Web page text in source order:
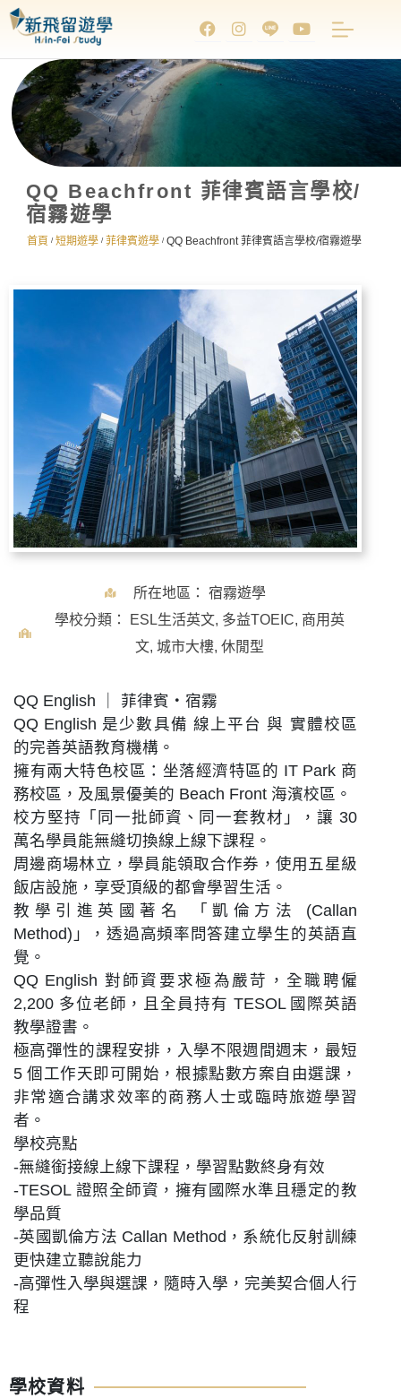
QQ Beachfront 菲律賓語言學校/
宿霧遊學
首頁 / 短期遊學 / 菲律賓遊學 / QQ Beachfront 菲律賓語言學校/宿霧遊學
所在地區：
宿霧遊學
學校分類：
ESL生活英文, 多益TOEIC, 商用英
文, 城市大樓, 休閒型
QQ English ｜ 菲律賓・宿霧
QQ English 是少數具備 線上平台 與 實體校區
的完善英語教育機構。
擁有兩大特色校區：坐落經濟特區的 IT Park 商
務校區，及風景優美的 Beach Front 海濱校區。
校方堅持「同一批師資、同一套教材」，讓 30
萬名學員能無縫切換線上線下課程。
周邊商場林立，學員能領取合作券，使用五星級
飯店設施，享受頂級的都會學習生活。
教學引進英國著名 「凱倫方法 (Callan
Method)」，透過高頻率問答建立學生的英語直
覺。
QQ English 對師資要求極為嚴苛，全職聘僱
2,200 多位老師，且全員持有 TESOL 國際英語
教學證書。
極高彈性的課程安排，入學不限週間週末，最短
5 個工作天即可開始，根據點數方案自由選課，
非常適合講求效率的商務人士或臨時旅遊學習
者。
學校亮點
-無縫銜接線上線下課程，學習點數終身有效
-TESOL 證照全師資，擁有國際水準且穩定的教
學品質
-英國凱倫方法 Callan Method，系統化反射訓練
更快建立聽說能力
-高彈性入學與選課，隨時入學，完美契合個人行
程
學校資料